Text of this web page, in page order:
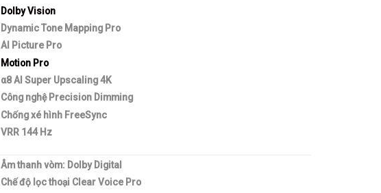
Dolby Vision
Dynamic Tone Mapping Pro
AI Picture Pro
Motion Pro
α8 AI Super Upscaling 4K
Công nghệ Precision Dimming
Chống xé hình FreeSync
VRR 144 Hz
Âm thanh vòm: Dolby Digital
Chế độ lọc thoại Clear Voice Pro